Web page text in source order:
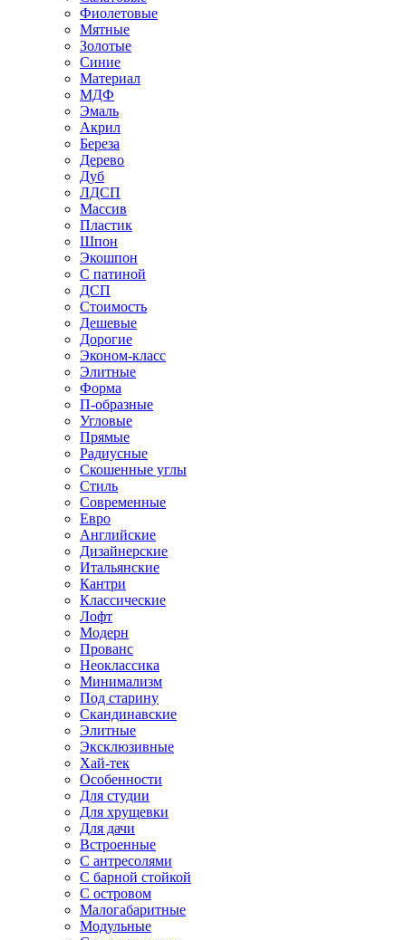
Фиолетовые
Мятные
Золотые
Синие
Материал
МДФ
Эмаль
Акрил
Береза
Дерево
Дуб
ЛДСП
Массив
Пластик
Шпон
Экошпон
С патиной
ДСП
Стоимость
Дешевые
Дорогие
Эконом-класс
Элитные
Форма
П-образные
Угловые
Прямые
Радиусные
Скошенные углы
Стиль
Современные
Евро
Английские
Дизайнерские
Итальянские
Кантри
Классические
Лофт
Модерн
Прованс
Неоклассика
Минимализм
Под старину
Скандинавские
Элитные
Эксклюзивные
Хай-тек
Особенности
Для студии
Для хрущевки
Для дачи
Встроенные
С антресолями
С барной стойкой
С островом
Малогабаритные
Модульные